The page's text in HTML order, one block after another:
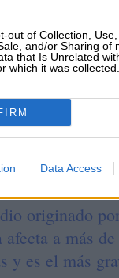
out of Collection, Use,
and/or Sharing of
that Is Unrelated
which it was collected.
Data Access
originado
a más
y es el más